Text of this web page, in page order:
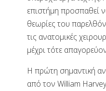
επιστήμη προσπαθεί
θεωρίες του
τις ανατομικές
μέχρι τότε
Η πρώτη σημαντική
από τον William